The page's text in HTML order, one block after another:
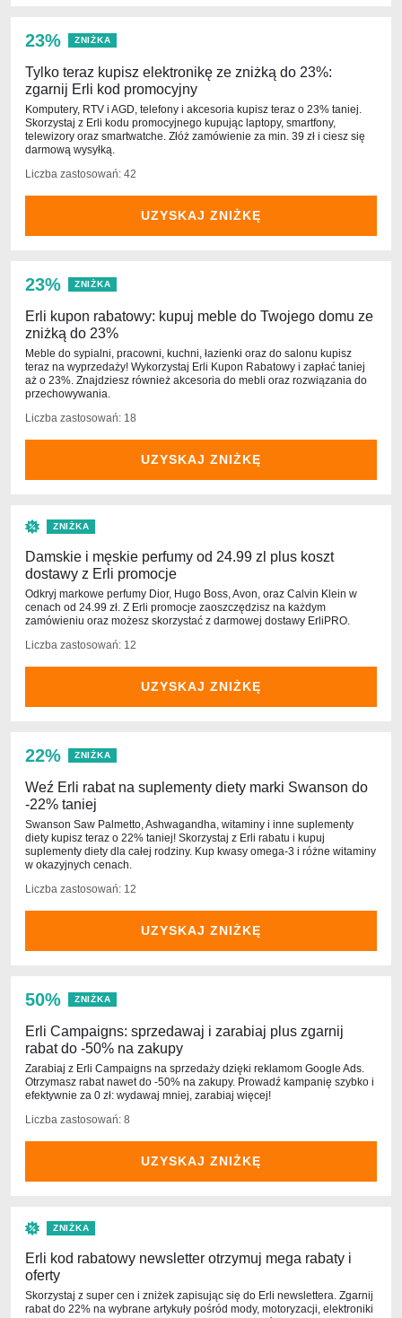
23% ZNIŻKA
Tylko teraz kupisz elektronikę ze zniżką do 23%:
zgarnij Erli kod promocyjny
Komputery, RTV i AGD, telefony i akcesoria kupisz teraz o 23% taniej.
Skorzystaj z Erli kodu promocyjnego kupując laptopy, smartfony,
telewizory oraz smartwatche. Złóż zamówienie za min. 39 zł i ciesz się
darmową wysyłką.
Liczba zastosowań: 42
UZYSKAJ ZNIŻKĘ
23% ZNIŻKA
Erli kupon rabatowy: kupuj meble do Twojego domu ze
zniżką do 23%
Meble do sypialni, pracowni, kuchni, łazienki oraz do salonu kupisz
teraz na wyprzedaży! Wykorzystaj Erli Kupon Rabatowy i zapłać taniej
aż o 23%. Znajdziesz również akcesoria do mebli oraz rozwiązania do
przechowywania.
Liczba zastosowań: 18
UZYSKAJ ZNIŻKĘ
ZNIŻKA
Damskie i męskie perfumy od 24.99 zl plus koszt
dostawy z Erli promocje
Odkryj markowe perfumy Dior, Hugo Boss, Avon, oraz Calvin Klein w
cenach od 24.99 zł. Z Erli promocje zaoszczędzisz na każdym
zamówieniu oraz możesz skorzystać z darmowej dostawy ErliPRO.
Liczba zastosowań: 12
UZYSKAJ ZNIŻKĘ
22% ZNIŻKA
Weź Erli rabat na suplementy diety marki Swanson do
-22% taniej
Swanson Saw Palmetto, Ashwagandha, witaminy i inne suplementy
diety kupisz teraz o 22% taniej! Skorzystaj z Erli rabatu i kupuj
suplementy diety dla całej rodziny. Kup kwasy omega-3 i różne witaminy
w okazyjnych cenach.
Liczba zastosowań: 12
UZYSKAJ ZNIŻKĘ
50% ZNIŻKA
Erli Campaigns: sprzedawaj i zarabiaj plus zgarnij
rabat do -50% na zakupy
Zarabiaj z Erli Campaigns na sprzedaży dzięki reklamom Google Ads.
Otrzymasz rabat nawet do -50% na zakupy. Prowadź kampanię szybko i
efektywnie za 0 zł: wydawaj mniej, zarabiaj więcej!
Liczba zastosowań: 8
UZYSKAJ ZNIŻKĘ
ZNIŻKA
Erli kod rabatowy newsletter otrzymuj mega rabaty i
oferty
Skorzystaj z super cen i zniżek zapisując się do Erli newslettera. Zgarnij
rabat do 22% na wybrane artykuły pośród mody, motoryzacji, elektroniki